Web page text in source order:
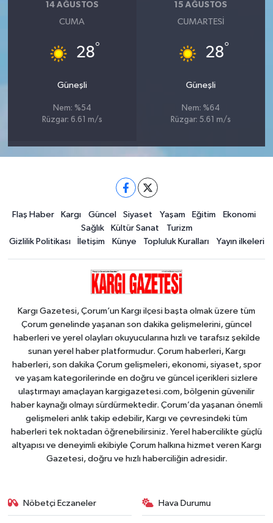
14 AĞUSTOS
CUMA
28°
Güneşli
Nem: %54
Rüzgar: 6.61 m/s
15 AĞUSTOS
CUMARTESI
28°
Güneşli
Nem: %64
Rüzgar: 5.61 m/s
Flaş Haber Kargı Güncel Siyaset Yaşam Eğitim
Ekonomi
Sağlık
Kültür Sanat
Turizm
Gizlilik Politikası
İletişim Künye Topluluk Kuralları Yayın ilkeleri
Kargı Gazetesi, Çorum’un Kargı ilçesi başta olmak üzere tüm
Çorum genelinde yaşanan son dakika gelişmelerini, güncel
haberleri ve yerel olayları okuyucularına hızlı ve tarafsız şekilde
sunan yerel haber platformudur. Çorum haberleri, Kargı
haberleri, son dakika Çorum gelişmeleri, ekonomi, siyaset, spor
ve yaşam kategorilerinde en doğru ve güncel içerikleri sizlere
ulaştırmayı amaçlayan kargigazetesi.com, bölgenin güvenilir
haber kaynağı olmayı sürdürmektedir. Çorum’da yaşanan önemli
gelişmeleri anlık takip edebilir, Kargı ve çevresindeki tüm
haberleri tek noktadan öğrenebilirsiniz. Yerel habercilikte güçlü
altyapısı ve deneyimli ekibiyle Çorum halkına hizmet veren Kargı
Gazetesi, doğru ve hızlı haberciliğin adresidir.
Nöbetçi Eczaneler Hava Durumu